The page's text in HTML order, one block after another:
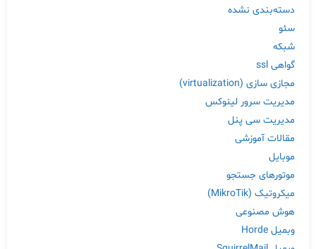
دسته‌بندی نشده
سئو
شبکه
گواهی ssl
مجازی سازی (virtualization)
مدیریت سرور لینوکس
مدیریت سی پنل
مقالات آموزشی
موبایل
موتورهای جستجو
میکروتیک (MikroTik)
هوش مصنوعی
وبمیل Horde